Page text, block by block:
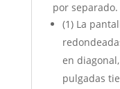
por separado.
(1) La
en
pulgadas